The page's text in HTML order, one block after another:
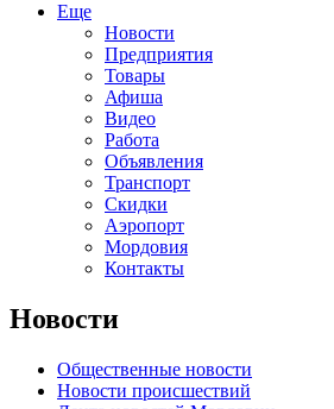
Еще
Новости
Предприятия
Товары
Афиша
Видео
Работа
Объявления
Транспорт
Скидки
Аэропорт
Мордовия
Контакты
Новости
Общественные новости
Новости происшествий